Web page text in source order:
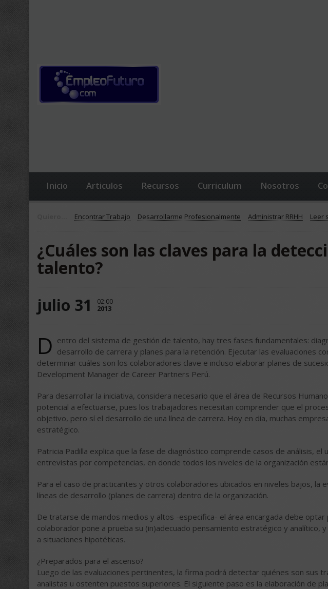
Inicio Articulos Recursos Curriculum Nosotros
Encontrar Trabajo Desarrollarme Profesionalmente Administrar RRHH Leer
¿Cuáles son las claves para la
talento?
julio 31 02:00
2013
D entro del sistema de gestión de talento, hay tres fases fundamentales:
desarrollo de carrera y planes para la retención. Ejecutar las evaluaciones
determinar cuáles son los colaboradores clave e incluso elaborar planes de
Development Manager de Career Partners Perú.
Para desarrollar la iniciativa, considera necesario que el área de Recursos
potencial a efectuarse, pues los trabajadores necesitan comprender que el
objetivo, pero sí el desarrollo de una línea de carrera. Hoy en día, muchas
estratégico.
Patricia Padilla explica que la fase de diagnóstico comprende casos de análisis,
entrevistas por competencias, en donde todos los niveles de la organización
Para el caso de practicantes y otros colaboradores ubicados en niveles bajos, la
líneas de desarrollo (planes de carrera) dentro de la organización.
De tratarse de mandos medios y altos -especifica- el área encargada debe
colaborador pone a prueba su (in)adecuado pensamiento estratégico y analítico,
a situaciones hipotéticas.
¿Preparados para el ascenso?
Luego de las evaluaciones pertinentes, la firma podrá detectar quiénes son sus
analistas u ostenten puestos superiores. El siguiente paso es la elaboración de